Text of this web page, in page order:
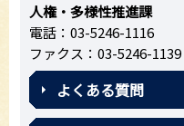
人権・多様性推進課
電話：03-5246-1116
ファクス：03-5246-1139
よくある質問